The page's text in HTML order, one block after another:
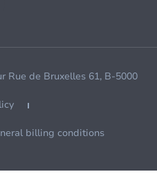
Rue de Bruxelles 61, B-5000
billing conditions